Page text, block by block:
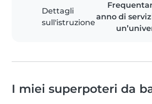
Dettagli
sull'istruzione
anno di
I miei superpoteri da